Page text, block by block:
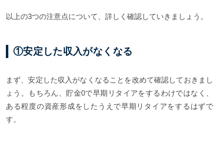
以上の3つの注意点について、詳しく確認していきましょう。
①安定した収入がなくなる
まず、安定した収入がなくなることを改めて確認しておきまし
ょう。もちろん、貯金0で早期リタイアをするわけではなく、
ある程度の資産形成をしたうえで早期リタイアをするはずで
す。